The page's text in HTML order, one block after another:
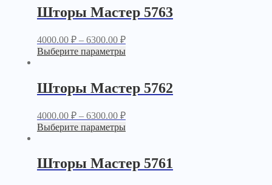
Шторы Мастер 5763
4000.00 ₽– 6300.00 ₽
Выберите параметры
Шторы Мастер 5762
4000.00 ₽– 6300.00 ₽
Выберите параметры
Шторы Мастер 5761